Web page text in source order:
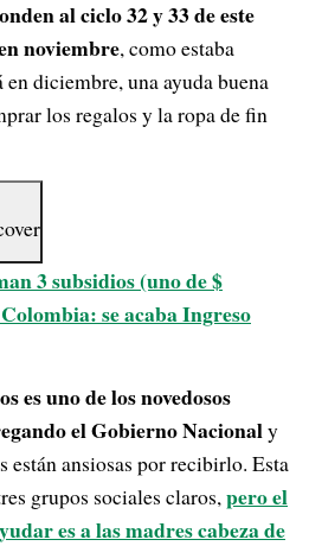
al ciclo 32 y 33 de este
noviembre, como estaba
diciembre, una ayuda buena
los regalos y la ropa de fin
3 subsidios (uno de $
se acaba Ingreso
es uno de los novedosos
el Gobierno Nacionaly
están ansiosas por recibirlo. Esta
grupos sociales claros,pero el
es a las madres cabeza de